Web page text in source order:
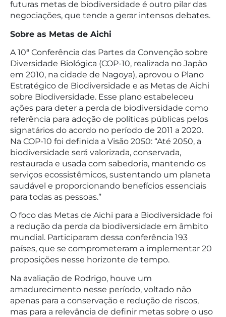
futuras metas de biodiversidade é outro pilar das
negociações, que tende a gerar intensos debates.
Sobre as Metas de Aichi
A 10ª Conferência das Partes da Convenção sobre
Diversidade Biológica (COP-10, realizada no Japão
em 2010, na cidade de Nagoya), aprovou o Plano
Estratégico de Biodiversidade e as Metas de Aichi
sobre Biodiversidade. Esse plano estabeleceu
ações para deter a perda de biodiversidade como
referência para adoção de políticas públicas pelos
signatários do acordo no período de 2011 a 2020.
Na COP-10 foi definida a Visão 2050: “Até 2050, a
biodiversidade será valorizada, conservada,
restaurada e usada com sabedoria, mantendo os
serviços ecossistêmicos, sustentando um planeta
saudável e proporcionando benefícios essenciais
para todas as pessoas.”
O foco das Metas de Aichi para a Biodiversidade foi
a redução da perda da biodiversidade em âmbito
mundial. Participaram dessa conferência 193
países, que se comprometeram a implementar 20
proposições nesse horizonte de tempo.
Na avaliação de Rodrigo, houve um
amadurecimento nesse período, voltado não
apenas para a conservação e redução de riscos,
mas para a relevância de definir metas sobre o uso